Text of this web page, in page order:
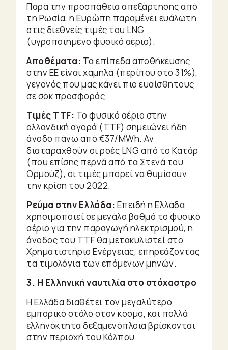
Παρά την προσπάθεια απεξάρτησης από
τη Ρωσία, η Ευρώπη παραμένει ευάλωτη
στις διεθνείς τιμές του LNG
(υγροποιημένο φυσικό αέριο).
Αποθέματα: Τα επίπεδα αποθήκευσης
στην ΕΕ είναι χαμηλά (περίπου στο 31%),
γεγονός που μας κάνει πιο ευαίσθητους
σε σοκ προσφοράς.
Τιμές TTF: Το φυσικό αέριο στην
ολλανδική αγορά (TTF) σημειώνει ήδη
άνοδο πάνω από €37/MWh. Αν
διαταραχθούν οι ροές LNG από το Κατάρ
(που επίσης περνά από τα Στενά του
Ορμούζ), οι τιμές μπορεί να θυμίσουν
την κρίση του 2022.
Ρεύμα στην Ελλάδα: Επειδή η Ελλάδα
χρησιμοποιεί σε μεγάλο βαθμό το φυσικό
αέριο για την παραγωγή ηλεκτρισμού, η
άνοδος του TTF θα μετακυλιστεί στο
Χρηματιστήριο Ενέργειας, επηρεάζοντας
τα τιμολόγια των επόμενων μηνών.
3. Η Ελληνική ναυτιλία στο στόχαστρο
Η Ελλάδα διαθέτει τον μεγαλύτερο
εμπορικό στόλο στον κόσμο, και πολλά
ελληνόκτητα δεξαμενόπλοια βρίσκονται
στην περιοχή του Κόλπου.